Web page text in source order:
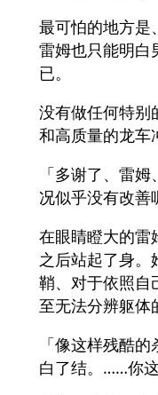
最可怕的地方是
雷姆也只能明白
已。
没有做任何特别
和高质量的龙车
「多谢了、雷
况似乎没有改善
在眼睛瞪大的雷
之后站起了身。
鞘、对于依照自
至无法分辨躯体
「像这样残酷
白了结。……你